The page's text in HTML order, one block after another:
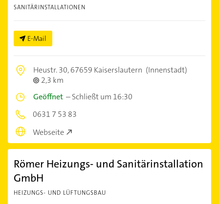
SANITÄRINSTALLATIONEN
E-Mail
Heustr. 30,67659 Kaiserslautern (Innenstadt)
2,3 km
Geöffnet –Schließt um 16:30
0631 7 53 83
Webseite
Römer Heizungs- und Sanitärinstallation
GmbH
HEIZUNGS- UND LÜFTUNGSBAU